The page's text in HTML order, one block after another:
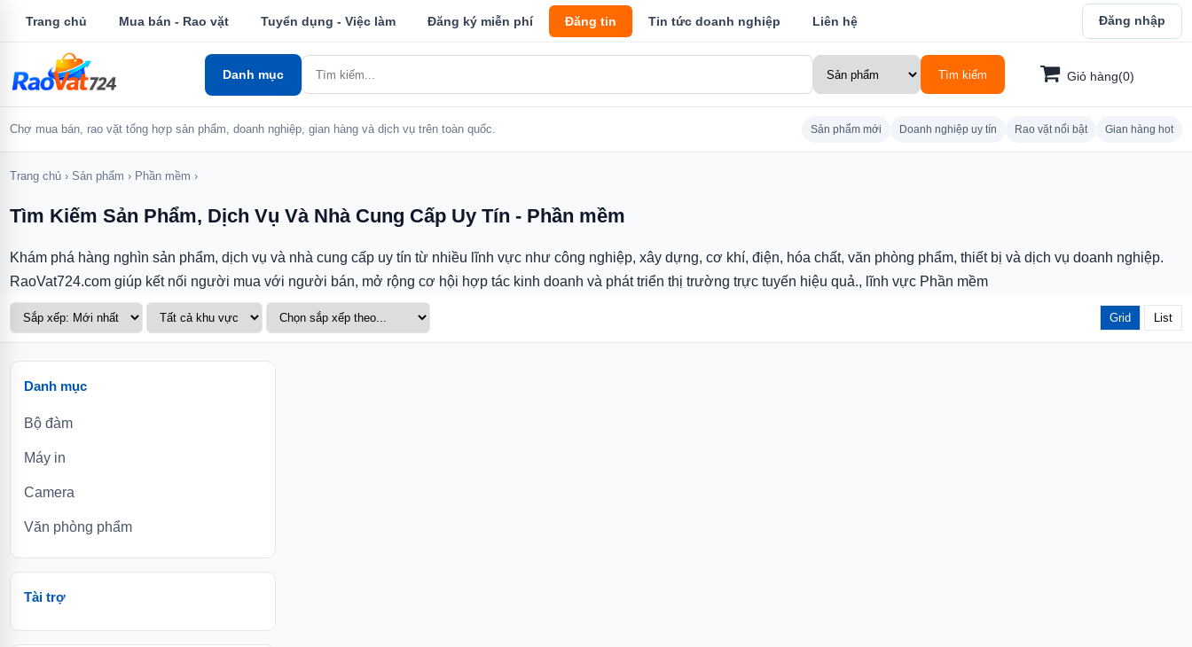
Trang chủ Mua bán - Rao vặt Tuyển dụng - Việc làm Đăng ký miễn phí Đăng tin Tin tức doanh nghiệp Liên hệ Đăng nhập
Danh mục Tìm kiếm Giỏ hàng(0)
Chợ mua bán, rao vặt tổng hợp sản phẩm, doanh nghiệp, gian hàng và dịch vụ trên toàn quốc. Sản phẩm mới Doanh nghiệp uy tín Rao vặt nổi bật Gian hàng hot
Trang chủ › Sản phẩm › Phần mềm ›
Tìm Kiếm Sản Phẩm, Dịch Vụ Và Nhà Cung Cấp Uy Tín - Phần mềm
Khám phá hàng nghìn sản phẩm, dịch vụ và nhà cung cấp uy tín từ nhiều lĩnh vực như công nghiệp, xây dựng, cơ khí, điện, hóa chất, văn phòng phẩm, thiết bị và dịch vụ doanh nghiệp.
RaoVat724.com giúp kết nối người mua với người bán, mở rộng cơ hội hợp tác kinh doanh và phát triển thị trường trực tuyến hiệu quả., lĩnh vực Phần mềm
Grid List
Danh mục
Bộ đàm
Máy in
Camera
Văn phòng phẩm
Tài trợ